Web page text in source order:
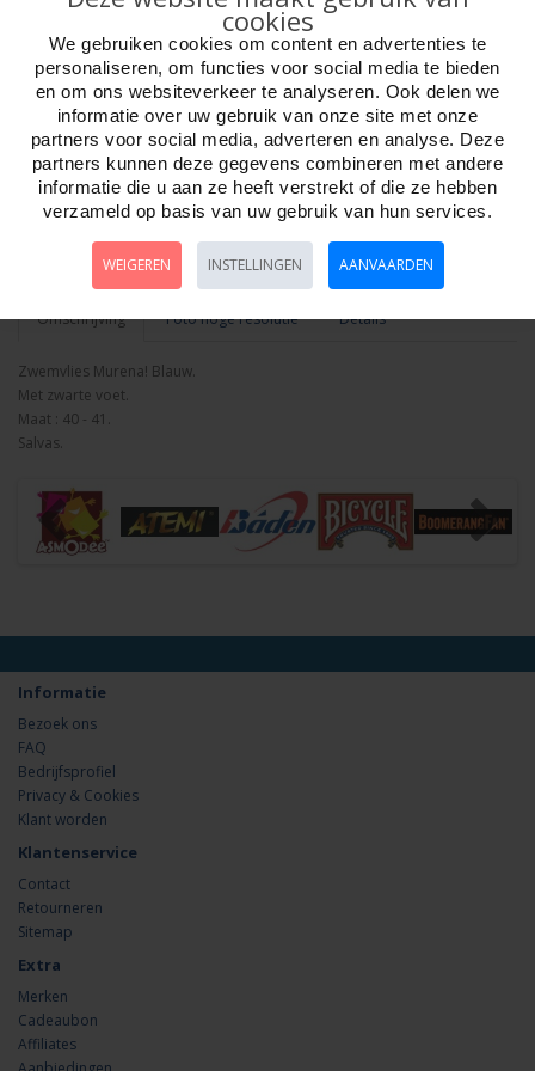
Aantal
Omschrijving Foto hoge resolutie Details
Zwemvlies Murena! Blauw.
Met zwarte voet.
Maat : 40 - 41.
Salvas.
Informatie
Bezoek ons
FAQ
Bedrijfsprofiel
Privacy & Cookies
Klant worden
Klantenservice
Contact
Retourneren
Sitemap
Extra
Merken
Cadeaubon
Affiliates
cookies
We gebruiken cookies om content en advertenties te
personaliseren, om functies voor social media te bieden
en om ons websiteverkeer te analyseren. Ook delen we
informatie over uw gebruik van onze site met onze
partners voor social media, adverteren en analyse. Deze
partners kunnen deze gegevens combineren met andere
informatie die u aan ze heeft verstrekt of die ze hebben
verzameld op basis van uw gebruik van hun services.
WEIGEREN INSTELLINGEN AANVAARDEN